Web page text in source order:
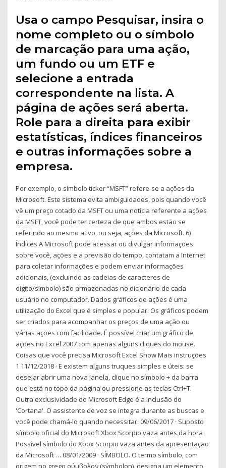
Usa o campo Pesquisar, insira o
nome completo ou o símbolo
de marcação para uma ação,
um fundo ou um ETF e
selecione a entrada
correspondente na lista. A
página de ações será aberta.
Role para a direita para exibir
estatísticas, índices financeiros
e outras informações sobre a
empresa.
Por exemplo, o símbolo ticker “MSFT” refere-se a ações da
Microsoft. Este sistema evita ambiguidades, pois quando você
vê um preço cotado da MSFT ou uma notícia referente a ações
da MSFT, você pode ter certeza de que ambos estão se
referindo ao mesmo ativo, ou seja, ações da Microsoft. 6)
Índices A Microsoft pode acessar ou divulgar informações
sobre você, ações e a previsão do tempo, contatam a Internet
para coletar informações e podem enviar informações
adicionais, (excluindo as cadeias de caracteres de
dígito/símbolo) são armazenadas no dicionário de cada
usuário no computador. Dados gráficos de ações é uma
utilização do Excel que é simples e popular. Os gráficos podem
ser criados para acompanhar os preços de uma ação ou
várias ações com facilidade. É possível criar um gráfico de
ações no Excel 2007 com apenas alguns cliques do mouse.
Coisas que você precisa Microsoft Excel Show Mais instruções
1 11/12/2018 · E existem alguns truques simples e úteis: se
desejar abrir uma nova janela, clique no símbolo + da barra
que está no topo da página ou pressione as teclas Ctrl+T.
Outra exclusividade do Microsoft Edge é a inclusão do
'Cortana'. O assistente de voz se integra durante as buscas e
você pode chamá-lo quando necessitar. 09/06/2017 · Suposto
símbolo oficial do Microsoft Xbox Scorpio vaza antes da hora
Possível símbolo do Xbox Scorpio vaza antes da apresentação
da Microsoft … 08/01/2009 · SÍMBOLO. O termo símbolo, com
origem no grego σύμβολον (sýmbolon), designa um elemento